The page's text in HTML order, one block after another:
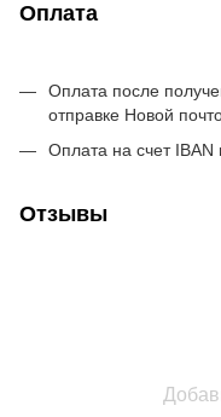
Оплата
Оплата после
отправке Новой
Оплата на счет IBAN
Отзывы